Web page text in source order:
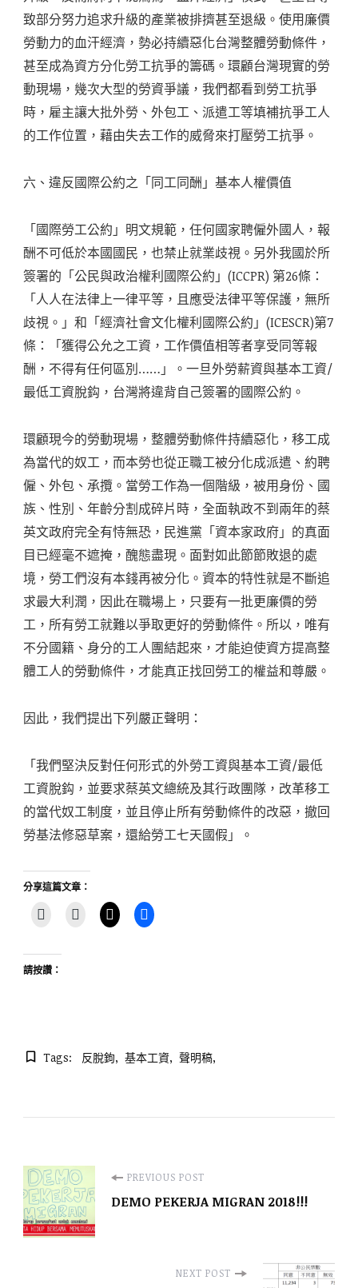
致部分努力追求升級的產業被排擠甚至退級。使用廉價
勞動力的血汗經濟，勢必持續惡化台灣整體勞動條件，
甚至成為資方分化勞工抗爭的籌碼。環顧台灣現實的勞
動現場，幾次大型的勞資爭議，我們都看到勞工抗爭
時，雇主讓大批外勞、外包工、派遣工等填補抗爭工人
的工作位置，藉由失去工作的威脅來打壓勞工抗爭。
六、違反國際公約之「同工同酬」基本人權價值
「國際勞工公約」明文規範，任何國家聘僱外國人，報
酬不可低於本國國民，也禁止就業歧視。另外我國於所
簽署的「公民與政治權利國際公約」(ICCPR) 第26條：
「人人在法律上一律平等，且應受法律平等保護，無所
歧視。」和「經濟社會文化權利國際公約」(ICESCR)第7
條：「獲得公允之工資，工作價值相等者享受同等報
酬，不得有任何區別……」。一旦外勞薪資與基本工資/
最低工資脫鈎，台灣將違背自己簽署的國際公約。
環顧現今的勞動現場，整體勞動條件持續惡化，移工成
為當代的奴工，而本勞也從正職工被分化成派遣、約聘
僱、外包、承攬。當勞工作為一個階級，被用身份、國
族、性別、年齡分割成碎片時，全面執政不到兩年的蔡
英文政府完全有恃無恐，民進黨「資本家政府」的真面
目已經毫不遮掩，醜態盡現。面對如此節節敗退的處
境，勞工們沒有本錢再被分化。資本的特性就是不斷追
求最大利潤，因此在職場上，只要有一批更廉價的勞
工，所有勞工就難以爭取更好的勞動條件。所以，唯有
不分國籍、身分的工人團結起來，才能迫使資方提高整
體工人的勞動條件，才能真正找回勞工的權益和尊嚴。
因此，我們提出下列嚴正聲明：
「我們堅決反對任何形式的外勞工資與基本工資/最低
工資脫鈎，並要求蔡英文總統及其行政團隊，改革移工
的當代奴工制度，並且停止所有勞動條件的改惡，撤回
勞基法修惡草案，還給勞工七天國假」。
分享這篇文章：
請按讚：
Tags: 反脫鉤 基本工資 聲明稿
Post
Navigation
PREVIOUS POST
DEMO PEKERJA MIGRAN 2018!!!
NEXT POST